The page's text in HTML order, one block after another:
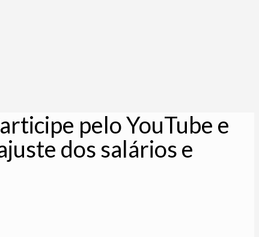
pelo YouTube e
dos salários e